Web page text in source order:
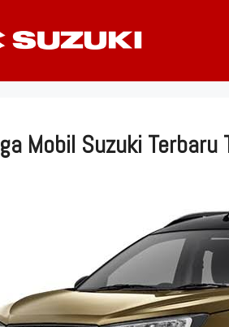
Mobil Suzuki Terbaru